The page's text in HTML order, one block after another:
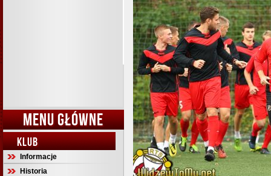
MENU GŁÓWNE
KLUB
Informacje
Historia